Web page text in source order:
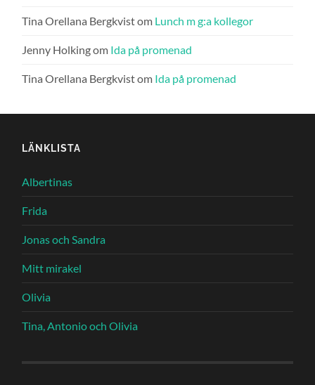
Tina Orellana Bergkvistom Lunch m g:a kollegor
Jenny Holkingom Ida på promenad
Tina Orellana Bergkvistom Ida på promenad
LÄNKLISTA
Albertinas
Frida
Jonas och Sandra
Mitt mirakel
Olivia
Tina, Antonio och Olivia